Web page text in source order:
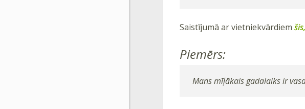
Saistījumā ar vietniekvārdiem
Piemērs:
Mans mīļākais gadalaiks ir